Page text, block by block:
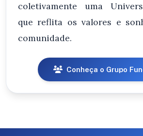
coletivamente uma
que reflita os valores e
comunidade.
Conheça o Grupo